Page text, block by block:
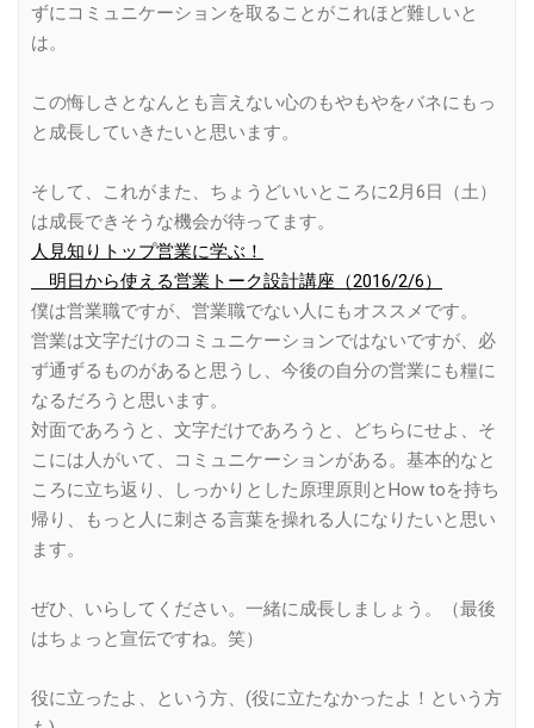
ずにコミュニケーションを取ることがこれほど難しいと
は。
この悔しさとなんとも言えない心のもやもやをバネにもっ
と成長していきたいと思います。
そして、これがまた、ちょうどいいところに2月6日（土）
は成長できそうな機会が待ってます。
人見知りトップ営業に学ぶ！
明日から使える営業トーク設計講座（2016/2/6）
僕は営業職ですが、営業職でない人にもオススメです。
営業は文字だけのコミュニケーションではないですが、必
ず通ずるものがあると思うし、今後の自分の営業にも糧に
なるだろうと思います。
対面であろうと、文字だけであろうと、どちらにせよ、そ
こには人がいて、コミュニケーションがある。基本的なと
ころに立ち返り、しっかりとした原理原則とHow toを持ち
帰り、もっと人に刺さる言葉を操れる人になりたいと思い
ます。
ぜひ、いらしてください。一緒に成長しましょう。（最後
はちょっと宣伝ですね。笑）
役に立ったよ、という方、(役に立たなかったよ！という方